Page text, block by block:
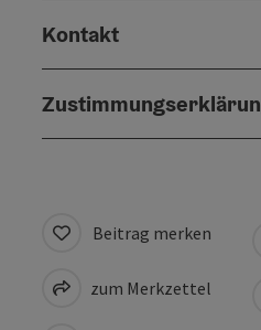
Kontakt
Beitrag merken
zum Merkzettel